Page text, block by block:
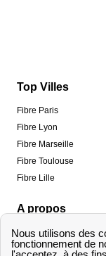
Top Villes
Fibre Paris
Fibre Lyon
Fibre Marseille
Fibre Toulouse
Fibre Lille
A propos
Qui sommes-nous ?
Informations de contact